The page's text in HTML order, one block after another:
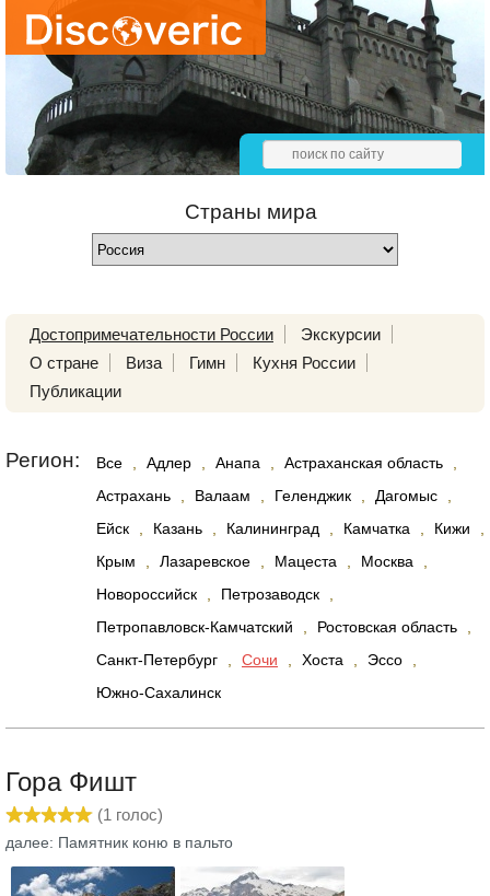
Страны мира
Достопримечательности России
Экскурсии
О стране
Виза Гимн
Кухня России
Публикации
Регион: Все Адлер Анапа Астраханская область
Астрахань
Валаам Геленджик Дагомыс
Ейск
Казань Калининград Камчатка Кижи
Крым
Лазаревское Мацеста Москва
Новороссийск
Петрозаводск
Петропавловск-Камчатский
Ростовская область
Санкт-Петербург
Сочи Хоста Эссо
Южно-Сахалинск
Гора Фишт
(1 голос)
далее: Памятник коню в пальто